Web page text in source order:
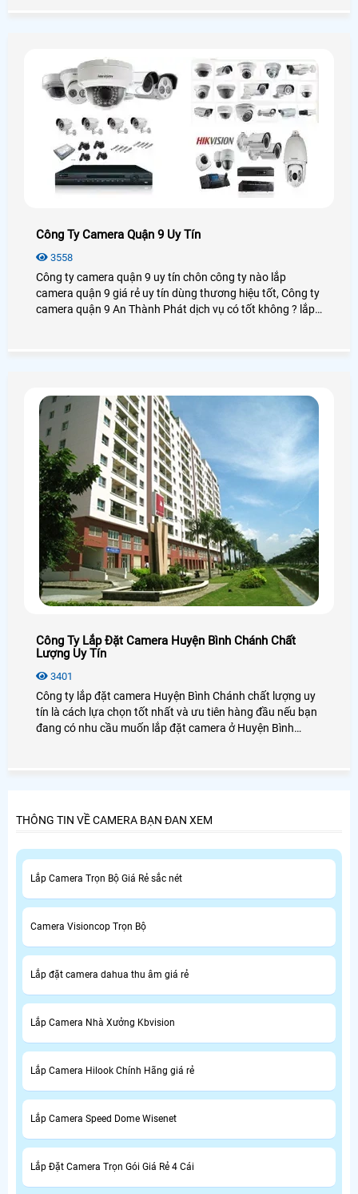
Công Ty Camera Quận 9 Uy Tín
3558
Công ty camera quận 9 uy tín chôn công ty nào lắp
camera quận 9 giá rẻ uy tín dùng thương hiệu tốt, Công ty
camera quận 9 An Thành Phát dịch vụ có tốt không ? lắp
Công Ty Lắp Đặt Camera Huyện Bình Chánh Chất
Lượng Uy Tín
3401
Công ty lắp đặt camera Huyện Bình Chánh chất lượng uy
tín là cách lựa chọn tốt nhất và ưu tiên hàng đầu nếu bạn
đang có nhu cầu muốn lắp đặt camera ở Huyện Bình
THÔNG TIN VỀ CAMERA BẠN ĐAN XEM
Lắp Camera Trọn Bộ Giá Rẻ sắc nét
Camera Visioncop Trọn Bộ
Lắp đặt camera dahua thu âm giá rẻ
Lắp Camera Nhà Xưởng Kbvision
Lắp Camera Hilook Chính Hãng giá rẻ
Lắp Camera Speed Dome Wisenet
Lắp Đặt Camera Trọn Gói Giá Rẻ 4 Cái